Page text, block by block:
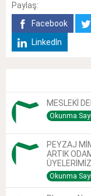
Paylaş:
Facebook
LinkedIn
MESLEKİ
Okunma
PEYZAJ
ARTIK
Okunma